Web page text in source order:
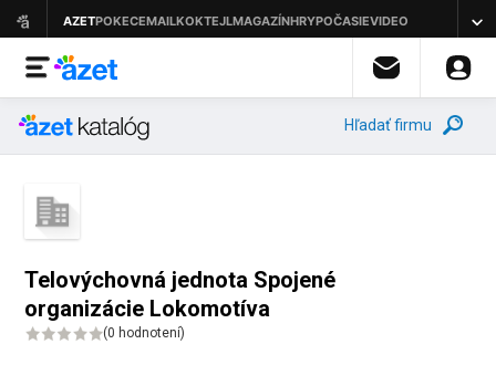
Hľadať firmu
Telovýchovná jednota Spojené
organizácie Lokomotíva
(0 hodnotení)